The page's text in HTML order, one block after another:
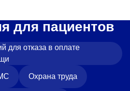
для пациентов
для отказа в оплате
Охрана труда